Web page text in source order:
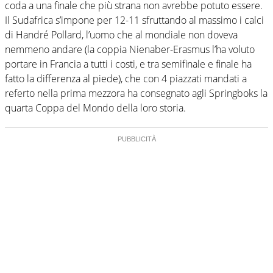
coda a una finale che più strana non avrebbe potuto essere.
Il Sudafrica s’impone per 12-11 sfruttando al massimo i calci
di Handré Pollard, l’uomo che al mondiale non doveva
nemmeno andare (la coppia Nienaber-Erasmus l’ha voluto
portare in Francia a tutti i costi, e tra semifinale e finale ha
fatto la differenza al piede), che con 4 piazzati mandati a
referto nella prima mezzora ha consegnato agli Springboks la
quarta Coppa del Mondo della loro storia.